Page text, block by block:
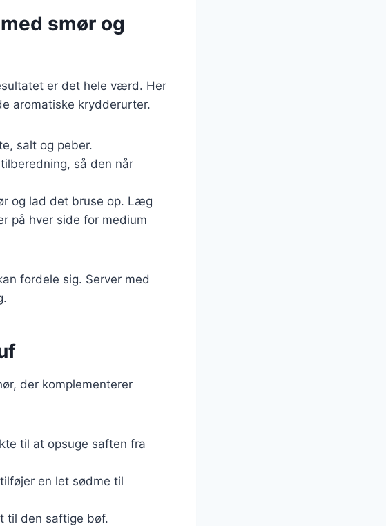
smør og
er det hele værd. Her
aromatiske krydderurter.
salt og peber.
så den når
og lad det bruse op. Læg
på hver side for medium
fordele sig. Server med
der komplementerer
til at opsuge saften fra
en let sødme til
til den saftige bøf.